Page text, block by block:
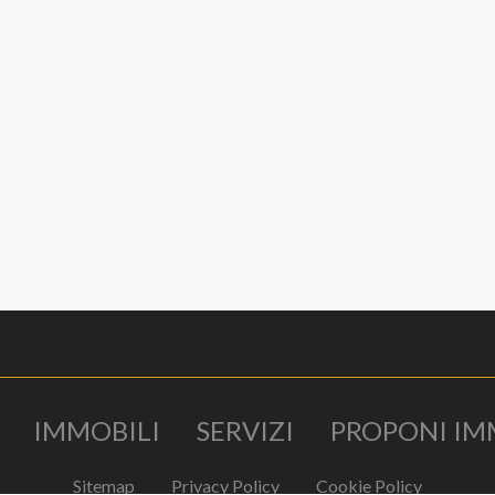
IMMOBILI SERVIZI PROPONI
Sitemap Privacy Policy Cookie Policy